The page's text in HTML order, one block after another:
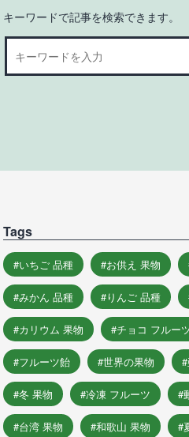
り
キーワードで記事を検索できます。
Tags
いちご 品種 お供え 果物
みかん 品種 りんご 品種
カリウム 果物 チョコ フルー
フルーツ飴 世界の果物
冬 果物 冷凍 フルーツ
台湾 果物 和歌山 果物